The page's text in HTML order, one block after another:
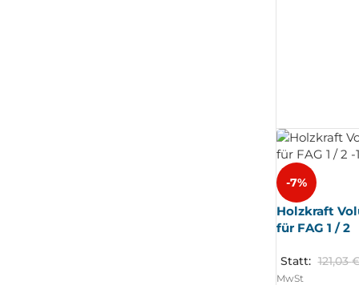
-7%
Holzkraft
für FAG 1 / 2
Statt: 121,03
MwSt